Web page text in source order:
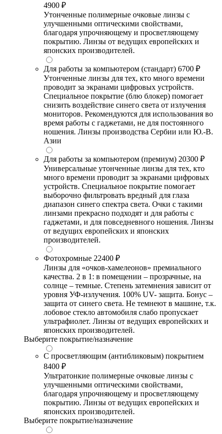
4900 ₽
Утонченные полимерные очковые линзы с
улучшенными оптическими свойствами,
благодаря упрочняющему и просветляющему
покрытию. Линзы от ведущих европейских и
японских производителей.
Для работы за компьютером (стандарт) 6700 ₽
Утонченные линзы для тех, кто много времени
проводит за экранами цифровых устройств.
Специальное покрытие (блю блокер) помогает
снизить воздействие синего света от излучения
мониторов. Рекомендуются для использования во
время работы с гаджетами, не для постоянного
ношения. Линзы производства Сербии или Ю.-В.
Азии
Для работы за компьютером (премиум) 20300 ₽
Универсальные утонченные линзы для тех, кто
много времени проводит за экранами цифровых
устройств. Специальное покрытие помогает
выборочно фильтровать вредный для глаза
диапазон синего спектра света. Очки с такими
линзами прекрасно подходят и для работы с
гаджетами, и для повседневного ношения. Линзы
от ведущих европейских и японских
производителей.
Фотохромные 22400 ₽
Линзы для «очков-хамелеонов» премиального
качества. 2 в 1: в помещении – прозрачные, на
солнце – темные. Степень затемнения зависит от
уровня УФ-излучения. 100% UV- защита. Бонус –
защита от синего света. Не темнеют в машине, т.к.
лобовое стекло автомобиля слабо пропускает
ультрафиолет. Линзы от ведущих европейских и
японских производителей.
Выберите покрытие/назначение
С просветляющим (антибликовым) покрытием
8400 ₽
Ультратонкие полимерные очковые линзы с
улучшенными оптическими свойствами,
благодаря упрочняющему и просветляющему
покрытию. Линзы от ведущих европейских и
японских производителей.
Выберите покрытие/назначение